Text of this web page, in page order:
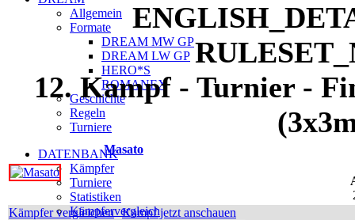
Allgemein
Formate
DREAM MW GP
DREAM LW GP
HERO*S
ROMANEX
Geschichte
Regeln
Turniere
DATENBANK
Kämpfer
Turniere
Statistiken
Kämpfervergleich
12. Kampf - Turnier -
Masato
Kämpfer vergleichen Kampf jetzt anschauen